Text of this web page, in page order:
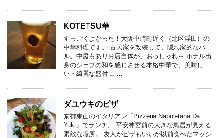
KOTETSU華
すっごくよかった！大阪中崎町近く（北区浮田）の
中華料理です。 古民家を改装して、隠れ家的なバ
ル。中庭もありお店自体が、おっしゃれ～ ホテル出
身のシェフの和を感じさせる本格中華で、美味し
い・綺麗な盛付に …
ダユウキのピザ
京都東山のイタリアン「Pizzeria Napoletana Da
Yuki」でランチ。 平安神宮前の大きな鳥居が見える
素敵な場所。 友人がピザもいいが以前食べたマッシ